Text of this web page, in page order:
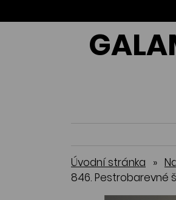
Úvodní stránka »
846. Pestrobarevné